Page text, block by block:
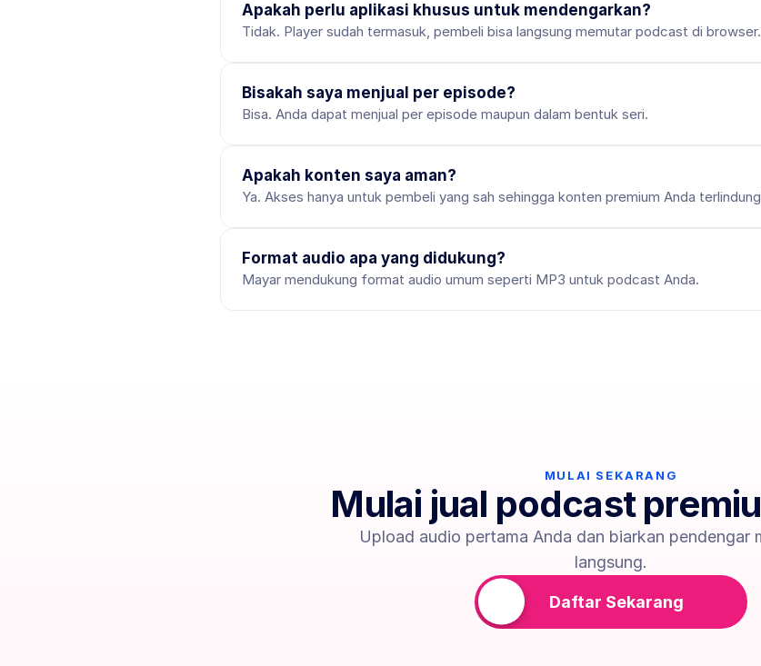
Apakah perlu aplikasi khusus untuk mendengarkan?
Tidak. Player sudah termasuk, pembeli bisa langsung memutar podcast di browser.
Bisakah saya menjual per episode?
Bisa. Anda dapat menjual per episode maupun dalam bentuk seri.
Apakah konten saya aman?
Ya. Akses hanya untuk pembeli yang sah sehingga konten premium Anda
Format audio apa yang didukung?
Mayar mendukung format audio umum seperti MP3 untuk podcast Anda.
MULAI SEKARANG
Mulai jual podcast
Upload audio pertama Anda dan biarkan pendengar
langsung.
Daftar Sekarang